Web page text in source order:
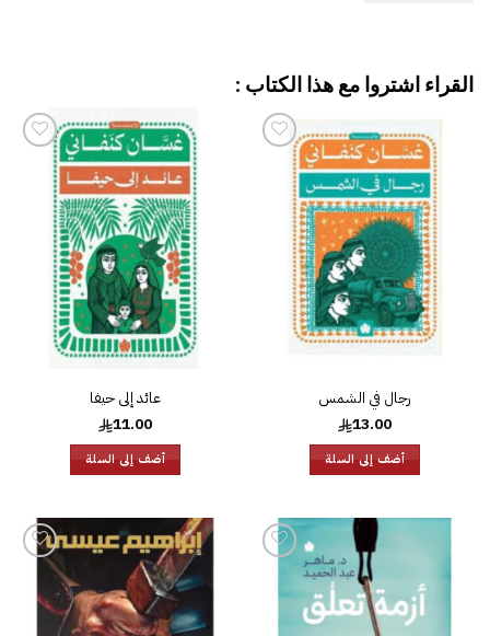
القراء اشتروا مع هذا الكتاب :
الرغبات
رجال في الشمس
13.00
أضف إلى السلة
الرغبات
عائد إلى حيفا
11.00
أضف إلى السلة
قائمة
قائمة
الرغبات